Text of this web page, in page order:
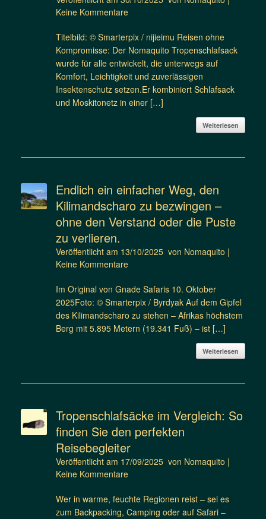
Keine Kommentare
Titelbild: © Smarterpix / nijieimu Reisen ohne
Kompromisse: Der Nomaquito Tropenschlafsack
wurde für alle entwickelt, die unterwegs auf
Komfort, Leichtigkeit und zuverlässigen
Insektenschutz setzen.Er kombiniert Schlafsack
und Moskitonetz in einer […]
Weiterlesen
Endlich ein einfacher Weg, den
Kilimandscharo zu bezwingen –
ohne den Verstand oder die Puste
zu verlieren.
Veröffentlicht am 13/10/2025 von Nomaquito |
Keine Kommentare
Im Original von Gnade Safaris 10. Oktober
2025Foto: © Smarterpix / Byrdyak Auf dem Gipfel
des Kilimandscharo zu stehen – Afrikas höchstem
Berg mit 5.895 Metern (19.341 Fuß) – ist […]
Weiterlesen
Tropenschlafsäcke im Vergleich: So
finden Sie den perfekten
Reisebegleiter
Veröffentlicht am 17/09/2025 von Nomaquito |
Keine Kommentare
Wer in warme, feuchte Regionen reist – sei es
zum Backpacking, Camping oder auf Safari –